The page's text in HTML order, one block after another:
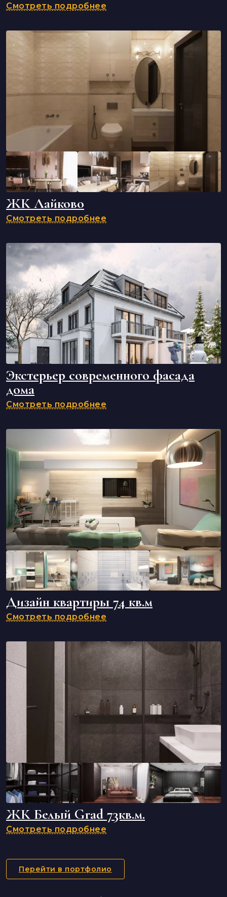
Смотреть подробнее
ЖК Лайково
Смотреть подробнее
Экстерьер современного фасада
дома
Смотреть подробнее
Дизайн квартиры 74 кв.м
Смотреть подробнее
ЖК Белый Grad 73кв.м.
Смотреть подробнее
Перейти в портфолио